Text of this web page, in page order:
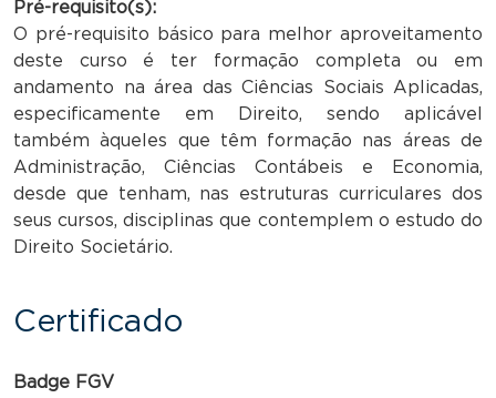
Pré-requisito(s):
O pré-requisito básico para melhor aproveitamento
deste curso é ter formação completa ou em
andamento na área das Ciências Sociais Aplicadas,
especificamente em Direito, sendo aplicável
também àqueles que têm formação nas áreas de
Administração, Ciências Contábeis e Economia,
desde que tenham, nas estruturas curriculares dos
seus cursos, disciplinas que contemplem o estudo do
Direito Societário.
Certificado
Badge FGV